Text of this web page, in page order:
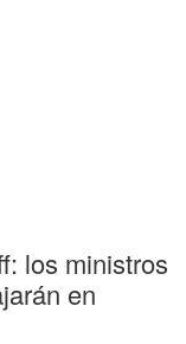
los ministros
en